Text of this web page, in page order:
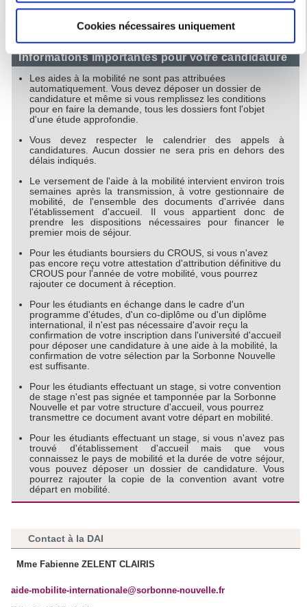
mètres près
Identifier votre appareil en l'analysant activement
pour en relever les caractéristiques spécifiques
(empreintes digitales).
Pour en savoir plus sur le traitement de vos données
personnelles et définir vos préférences, reportez-vous à la
section « Détails ». Vous pouvez modifier ou retirer votre
les cookies.
Les cookies nous permettent de personnaliser le contenu
et les annonces, d'offrir des fonctionnalités relatives aux
médias sociaux et d'analyser notre trafic. Nous
partageons également des informations sur l'utilisation de
publicité et d'analyse, qui peuvent combiner celles-ci avec
d'autres informations que vous leur avez fournies ou qu'ils
Cookies nécessaires uniquement
2. Si vous partez dans le cadre d'un projet doctoral ou
d'un programme d'échange international, la candidature
s'effectue auprès de votre école doctorale :cliquez ici
Informations importantes pour votre candidature
Les aides à la mobilité ne sont pas attribuées
automatiquement. Vous devez déposer un dossier de
candidature et même si vous remplissez les conditions
pour en faire la demande, tous les dossiers font l'objet
d'une étude approfondie.
Vous devez respecter le calendrier des appels à
candidatures. Aucun dossier ne sera pris en dehors des
délais indiqués.
Le versement de l'aide à la mobilité intervient environ trois
semaines après la transmission, à votre gestionnaire de
mobilité, de l'ensemble des documents d'arrivée dans
l'établissement d'accueil. Il vous appartient donc de
prendre les dispositions nécessaires pour financer le
premier mois de séjour.
Pour les étudiants boursiers du CROUS, si vous n'avez
pas encore reçu votre attestation d'attribution définitive du
CROUS pour l'année de votre mobilité, vous pourrez
rajouter ce document à réception.
Pour les étudiants en échange dans le cadre d'un
programme d'études, d'un co-diplôme ou d'un diplôme
international, il n'est pas nécessaire d'avoir reçu la
confirmation de votre inscription dans l'université d'accueil
pour déposer une candidature à une aide à la mobilité, la
confirmation de votre sélection par la Sorbonne Nouvelle
est suffisante.
Pour les étudiants effectuant un stage, si votre convention
de stage n'est pas signée et tamponnée par la Sorbonne
Nouvelle et par votre structure d'accueil, vous pourrez
transmettre ce document avant votre départ en mobilité.
Pour les étudiants effectuant un stage, si vous n'avez pas
trouvé d'établissement d'accueil mais que vous
connaissez le pays de mobilité et la durée de votre séjour,
vous pouvez déposer un dossier de candidature. Vous
pourrez rajouter la copie de la convention avant votre
départ en mobilité.
Contact à la DAI
Mme Fabienne ZELENT CLAIRIS
aide-mobilite-internationale@sorbonne-nouvelle.fr